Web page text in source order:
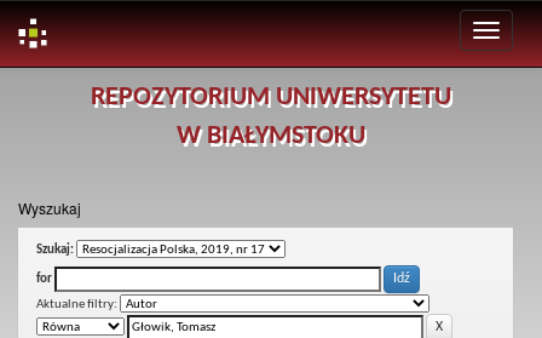
REPOZYTORIUM UNIWERSYTETU
W BIAŁYMSTOKU
Wyszukaj
Szukaj:
for
Aktualne filtry: